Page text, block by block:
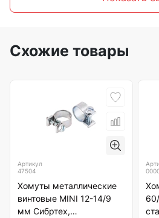
Схожие товары
Артикул
47504
Хомуты металлические
винтовые MINI 12-14/9
мм Сибртех,